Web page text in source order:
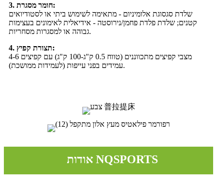
3. חומר מסגרת:
שלדת סגסוגת אלומיניום - מתאימה לשימוש ביתי או לסטודיואים
קטנים; שלדת פלדת פחמן/נירוסטה - אידיאלית לאימונים בעצימות
גבוהה או למסגרות מסחריות.
4. תצורת קפיץ:
4-6 מצבי קפיצים מתכווננים (טווח 0.5 ק"ג-100 ק"ג) עם קפיצים
עמידים בפני עייפות (לעמידות ממושכת).
אודות NQSPORTS